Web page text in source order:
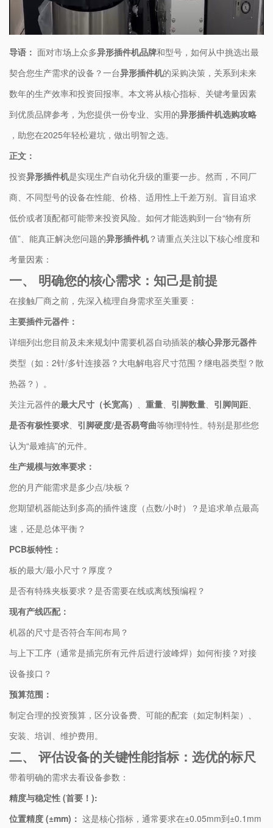
导语：​ ​ 面对市场上众多​异形插件机品牌​​和型号，如何从中挑选出最
契合您生产需求的设备？一台​​异形插件机​​的采购决策，关系到未来
数年的生产效率和投资回报率。本文将从核心指标、关键考量因素
到优质品牌参考，为您提供一份专业、实用的​​异形插件机选购攻略​
，助您在2025年轻松避坑，做出明智之选。
​正文：​
投资​​异形插件机​​是实现生产自动化升级的重要一步。然而，不同厂
商、不同型号的设备在性能、价格、适用性上千差万别。盲目追求
低价或者顶配都可能带来投资风险。如何才能选购到一台“物有所
值”、能真正解决您问题的​​异形插件机​​？请重点关注以下核心维度和
考量因素：
一、 明确您的核心需求：知己是前提
在接触厂商之前，先深入梳理自身需求至关重要：
​主要插件元器件：​
详细列出您目前及未来规划中需要机器自动插装的​​核心异形元器件​
类型（如：2针/多针连接器？大电解电容尺寸范围？继电器类型？散
热器？）。
关注元器件的​​最大尺寸（长宽高）​ ​、​ ​重量​​、​ ​引脚数量​​、​ ​引脚间距​​、​
是否有极性要求​​、​ ​引脚硬度/是否易弯曲​​等物理特性。特别是那些您
认为“最难搞”的元件。
​生产规模与效率要求：​
您的月产能需求是多少点/块板？
您期望机器能达到多高的插件速度（点数/小时）？是追求单点最高
速，还是总体平衡？
​PCB板特性：​
板的最大/最小尺寸？厚度？
是否有特殊夹板要求？是否需要在线或离线预编程？
​现有产线匹配：​
机器的尺寸是否符合车间布局？
与上下工序（通常是插完所有元件后进行波峰焊）如何衔接？对接
设备接口？
​预算范围：​
制定合理的投资预算，区分设备费、可能的配套（如定制料架）、
安装、培训、维护费用。
二、 评估设备的关键性能指标：选优的标尺
带着明确的需求去看设备参数：
​精度与稳定性 (首要！):​
​位置精度 (±mm)：​ ​ 这是核心指标，通常要求在±0.05mm到±0.1mm